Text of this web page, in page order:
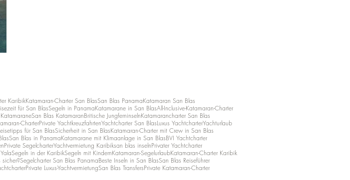
KaribikKatamaran-Charter San BlasSan Blas PanamaKatamaran San Blas
für San BlasSegeln in PanamaKatamarane in San BlasAll-Inclusive-Katamaran-Charter
San Blas KatamaranBritische JungferninselnKatamarancharter San Blas
CharterPrivate YachtkreuzfahrtenYachtcharter San BlasLuxus YachtcharterYachturlaub
für San BlasSicherheit in San BlasKatamaran-Charter mit Crew in San Blas
San Blas in PanamaKatamarane mit Klimaanlage in San BlasBVI Yachtcharter
Private SegelcharterYachtvermietung Karibiksan blas inselnPrivater Yachtcharter
Segeln in der KaribikSegeln mit KindernKatamaran-SegelurlaubKatamaran-Charter Karibik
sicher?Segelcharter San Blas PanamaBeste Inseln in San BlasSan Blas Reiseführer
Private Luxus-YachtvermietungSan Blas TransfersPrivate Katamaran-Charter